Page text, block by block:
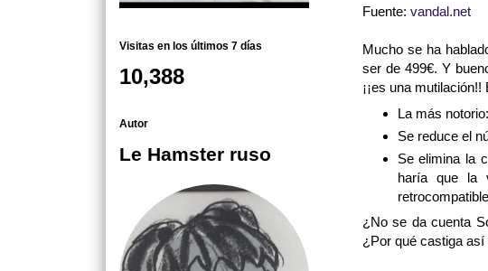
Fuente: vandal.net
Mucho se ha
ser de 499€. Y
¡¡es una
La más
Se reduce el
Se elimina la
haría que la
¿No se da cuenta
¿Por qué castiga
Visitas en los últimos 7 días
10,388
Autor
Le Hamster ruso